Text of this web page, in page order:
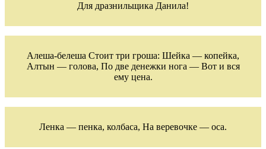
Для дразнильщика Данила!
Алеша-белеша Стоит три гроша: Шейка — копейка,
Алтын — голова, По две денежки нога — Вот и вся
ему цена.
Ленка — пенка, колбаса, На веревочке — оса.